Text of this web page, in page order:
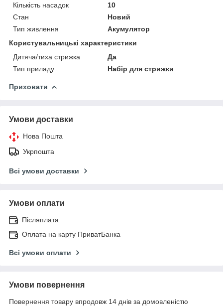
Кількість насадок
10
Стан
Новий
Тип живлення
Акумулятор
Користувальницькі характеристики
Дитяча/тиха стрижка
Да
Тип приладу
Набір для стрижки
Приховати
Умови доставки
Нова Пошта
Укрпошта
Всі умови доставки
Умови оплати
Післяплата
Оплата на карту ПриватБанка
Всі умови оплати
Умови повернення
Повернення товару впродовж 14 днів за домовленістю